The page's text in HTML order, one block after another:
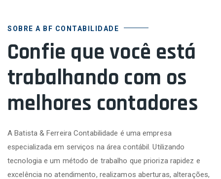
SOBRE A BF CONTABILIDADE
Confie que você está
trabalhando com os
melhores contadores
A Batista & Ferreira Contabilidade é uma empresa
especializada em serviços na área contábil. Utilizando
tecnologia e um método de trabalho que prioriza rapidez e
excelência no atendimento, realizamos aberturas, alterações,